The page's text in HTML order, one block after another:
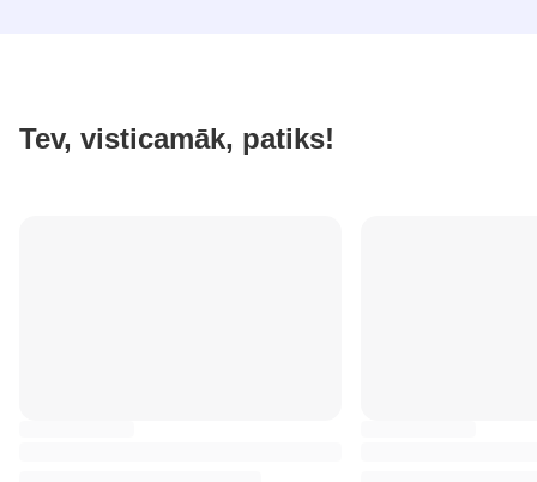
Tev, visticamāk, patiks!